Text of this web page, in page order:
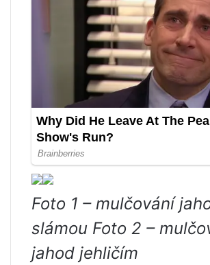
Foto 1 – mulčování
slámou Foto 2 –
jahod jehličím